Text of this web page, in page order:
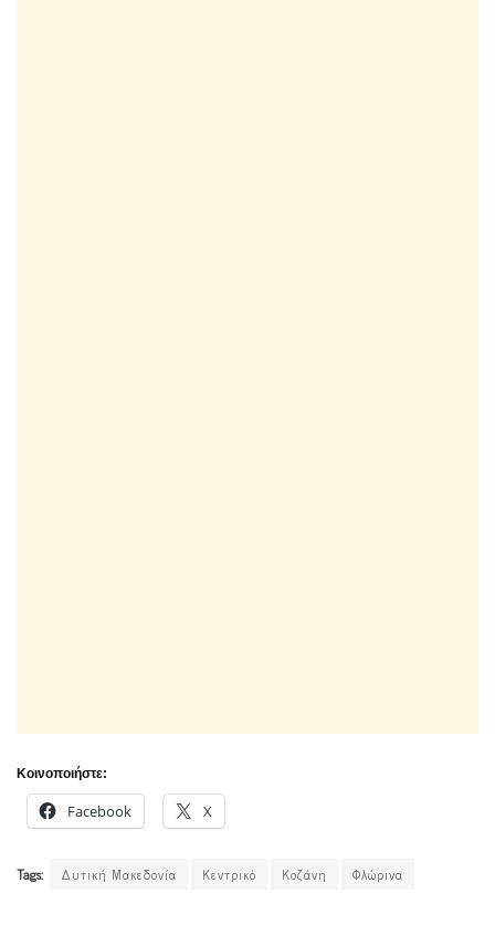
Κοινοποιήστε:
Facebook X
Tags: Δυτική Μακεδονία Κεντρικό Κοζάνη Φλώρινα